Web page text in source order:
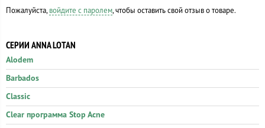
Пожалуйста, войдите с паролем, чтобы оставить свой отзыв о товаре.
СЕРИИ ANNA LOTAN
Alodem
Barbados
Classic
Clear программа Stop Acne